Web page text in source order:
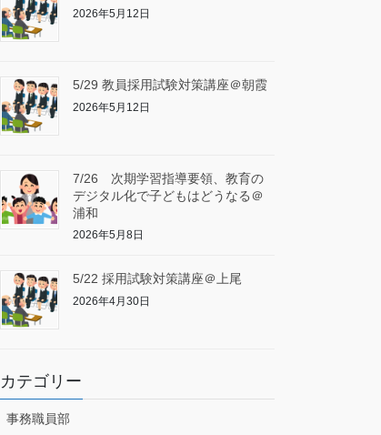
2026年5月12日
5/29 教員採用試験対策講座＠朝霞
2026年5月12日
7/26 次期学習指導要領、教育の
デジタル化で子どもはどうなる＠
浦和
2026年5月8日
5/22 採用試験対策講座＠上尾
2026年4月30日
カテゴリー
事務職員部